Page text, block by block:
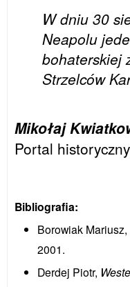
W dniu 30
Neapolu
bohaterskiej
Strzelców
Mikołaj
Portal historyczny
Bibliografia:
Borowiak Mariusz,
2001.
Derdej Piotr,